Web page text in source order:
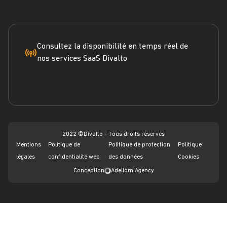
Engagement RSE
Marketplace
Dossier ERP
Consultez la disponibilité en temps réel de
nos services SaaS Divalto
2022 ©Divalto - Tous droits réservés
Mentions
légales
Politique de
confidentialité web
Politique de protection
des données
Politique
Cookies
Conception Adeliom Agency